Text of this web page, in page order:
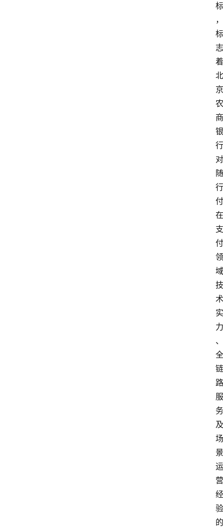
标
，
标
志
着
北
京
农
商
银
行
对
随
行
付
在
支
付
领
域
技
术
实
力
、
全
链
路
服
务
及
场
景
运
营
经
验
的